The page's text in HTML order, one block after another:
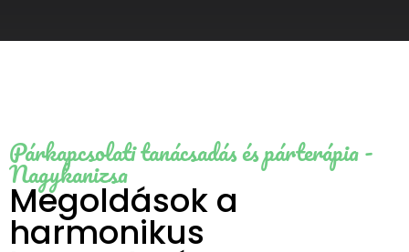
Párkapcsolati tanácsadás és párterápia -
Nagykanizsa
Megoldások a
harmonikus